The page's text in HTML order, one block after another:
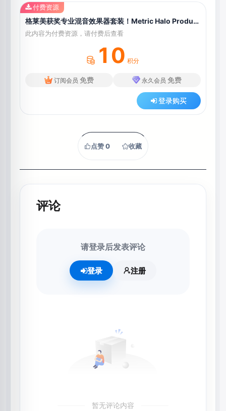
格莱美获奖专业混音效果器套装！Metric Halo Production Bundle v4.0.23.187 WIN版
此内容为付费资源，请付费后查看
10 积分
订阅会员 免费 永久会员 免费
登录购买
付费资源
点赞0 收藏
评论
请登录后发表评论
登录 注册
暂无评论内容